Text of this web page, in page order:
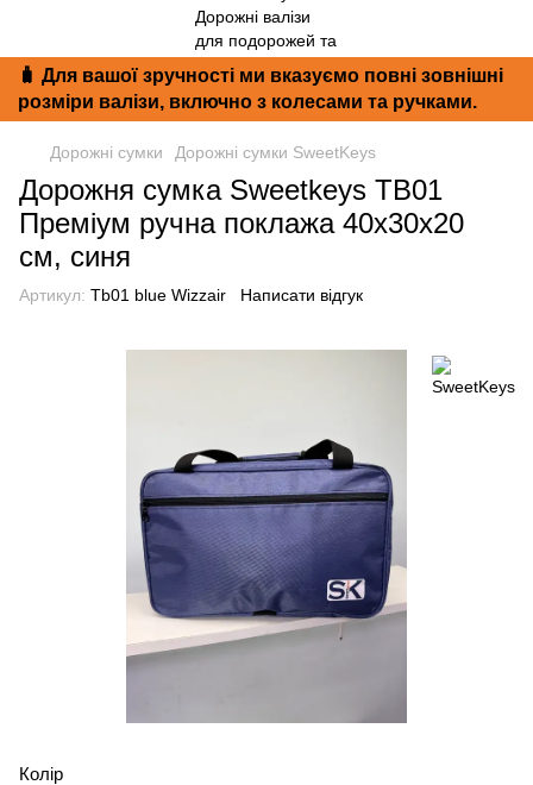
🧳 Для вашої зручності ми вказуємо повні зовнішні
розміри валізи, включно з колесами та ручками.
Дорожні сумки Дорожні сумки SweetKeys
Дорожня сумка Sweetkeys TB01
Преміум ручна поклажа 40x30x20
см, синя
Артикул: Tb01 blue Wizzair Написати відгук
Колір